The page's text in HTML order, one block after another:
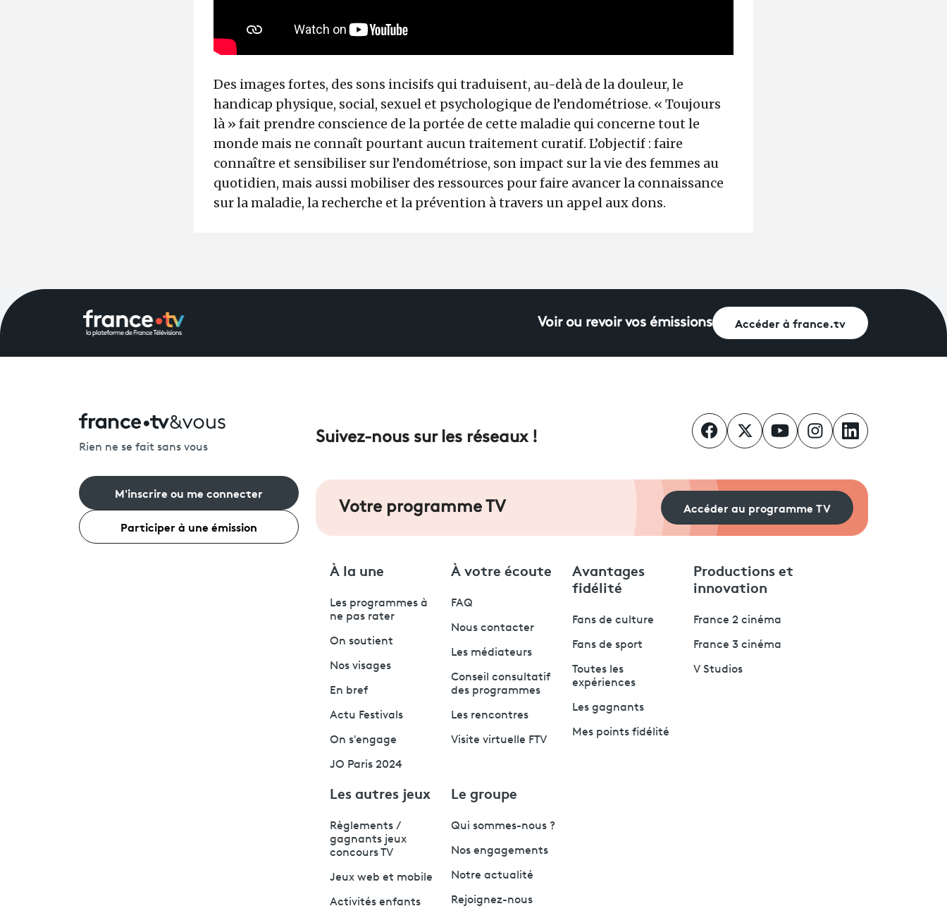
Des images fortes, des sons incisifs qui traduisent, au-delà de la douleur, le
handicap physique, social, sexuel et psychologique de l’endométriose. « Toujours
là » fait prendre conscience de la portée de cette maladie qui concerne tout le
monde mais ne connaît pourtant aucun traitement curatif. L’objectif : faire
connaître et sensibiliser sur l’endométriose, son impact sur la vie des femmes au
quotidien, mais aussi mobiliser des ressources pour faire avancer la connaissance
sur la maladie, la recherche et la prévention à travers un appel aux dons.
Voir ou revoir vos émissions Accéder à france.tv
Rien ne se fait sans vous
M'inscrire ou me connecter
Participer à une émission
Suivez-nous sur les réseaux !
Votre programme TV Accéder au programme TV
À la une
Les programmes à
ne pas rater
On soutient
Nos visages
En bref
Actu Festivals
On s'engage
JO Paris 2024
À votre écoute
FAQ
Nous contacter
Les médiateurs
Conseil consultatif
des programmes
Les rencontres
Visite virtuelle FTV
Avantages
fidélité
Fans de culture
Fans de sport
Toutes les
expériences
Les gagnants
Mes points fidélité
Productions et
innovation
France 2 cinéma
France 3 cinéma
V Studios
Les autres jeux
Règlements /
gagnants jeux
concours TV
Jeux web et mobile
Activités enfants
Le groupe
Qui sommes-nous ?
Nos engagements
Notre actualité
Rejoignez-nous